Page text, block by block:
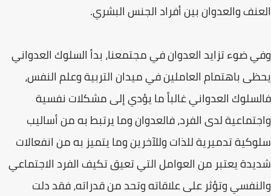
العنف والعدوان بين أفراد الجنس البشري.
وفي ضوء تزايد العدوان في مجتمعنا، بدأ السلوك العدواني
يحظى باهتمام العاملين في ميدان التربية وعلم النفس،
فالسلوك العدواني غالباً ما يؤدي إلى مشكلات نفسية
واجتماعية لدى الفرد، فالعدوان وما يرتبط به من أساليب
سلوكية تدميرية للذات وللآخرين وما يتميز به من انفعالات
شديدة يعتبر من العوامل التي تعيق تكيف الفرد الاجتماعي
والنفسي وتؤثر على علاقاته وتحد من قدراته، فقد دلت